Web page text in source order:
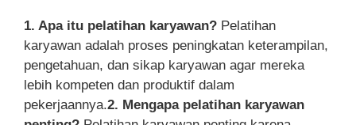
1. Apa itu pelatihan karyawan? Pelatihan
karyawan adalah proses peningkatan keterampilan,
pengetahuan, dan sikap karyawan agar mereka
lebih kompeten dan produktif dalam
pekerjaannya.2. Mengapa pelatihan karyawan